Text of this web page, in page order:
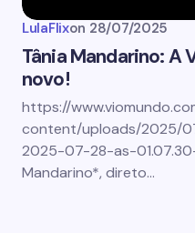
LulaFlixon 28/07/2025
Tânia Mandarino: A
novo!
https://
content/uploads/2025/
2025-07-28-as-
Mandarino*, direto…